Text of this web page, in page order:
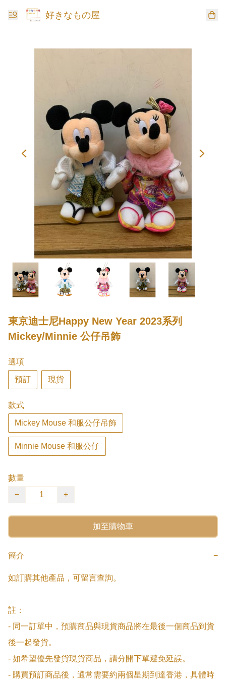
好きなもの屋
東京迪士尼Happy New Year 2023系列
Mickey/Minnie 公仔吊飾
選項
預訂 現貨
款式
Mickey Mouse 和服公仔吊飾
Minnie Mouse 和服公仔
數量
−
+
加至購物車
簡介 −
如訂購其他產品，可留言查詢。
註：
- 同一訂單中，預購商品與現貨商品將在最後一個商品到貨
後一起發貨。
- 如希望優先發貨現貨商品，請分開下單避免延誤。
- 購買預訂商品後，通常需要約兩個星期到達香港，具體時